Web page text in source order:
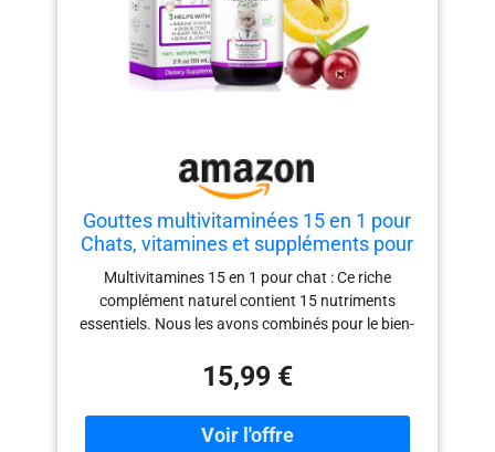
Gouttes multivitaminées 15 en 1 pour
Chats, vitamines et suppléments pour
Chats avec glucosamine et
Canneberge - Multivitamines liquides
pour Qui soutiennent la santé
immunitaire, la Peau, Le PE
Multivitamines 15 en 1 pour chat : Ce riche
complément naturel contient 15 nutriments
essentiels. Nous les avons combinés pour le bien-
vessie, la miction, le cœur, les os, le système
immunitaire, les reins, la peau, les articulations, les
yeux, les oreilles et bien plus encore. Soutien des
voies urinaires à la canneberge : Nos gouttes
15,99 €